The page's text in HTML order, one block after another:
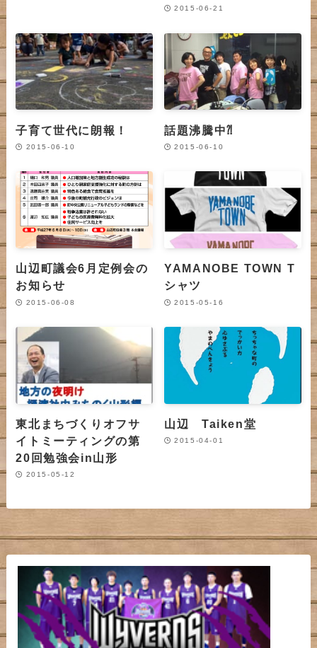
2015-06-21
子育て世代に朗報！
2015-06-10
話題沸騰中⁈
2015-06-10
山辺町議会6月定例会の
お知らせ
2015-06-08
YAMANOBE TOWN T
シャツ
2015-05-16
東北まちづくりオフサ
イトミーティングの第
20回勉強会in山形
2015-05-12
山辺 Taiken堂
2015-04-01